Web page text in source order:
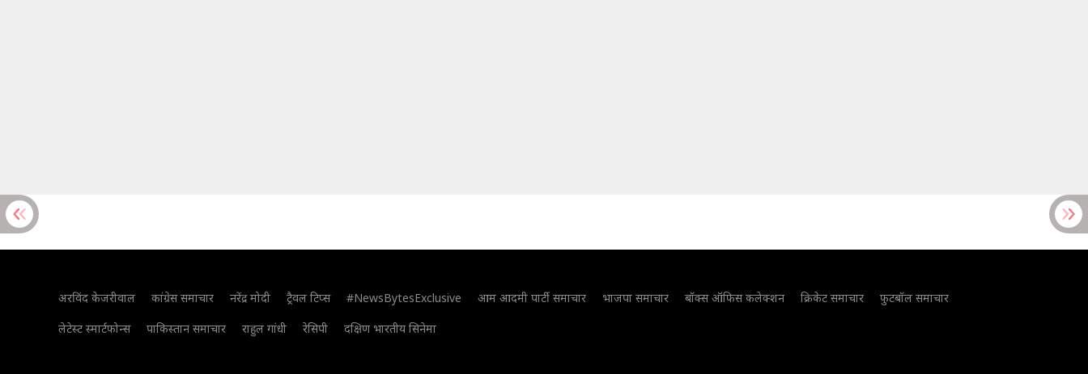
अरविंद केजरीवाल कांग्रेस समाचार नरेंद्र मोदी ट्रैवल टिप्स #NewsBytesExclusive आम आदमी पार्टी समाचार भाजपा समाचार बॉक्स ऑफिस कलेक्शन क्रिकेट समाचार
फुटबॉल समाचार
लेटेस्ट स्मार्टफोन्स
पाकिस्तान समाचार राहुल गांधी रेसिपी दक्षिण भारतीय सिनेमा